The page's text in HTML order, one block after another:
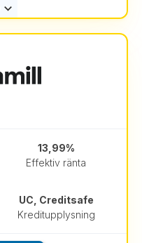
Effektiv ränta
13,99%
Kreditupplysning
UC, Creditsafe